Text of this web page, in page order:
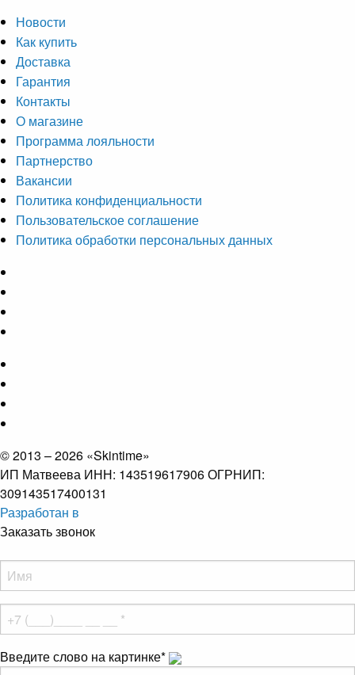
Новости
Как купить
Доставка
Гарантия
Контакты
О магазине
Программа лояльности
Партнерство
Вакансии
Политика конфиденциальности
Пользовательское соглашение
Политика обработки персональных данных
© 2013 – 2026 «Skintime»
ИП Матвеева ИНН: 143519617906 ОГРНИП:
309143517400131
Разработан в
Заказать звонок
Введите слово на картинке*